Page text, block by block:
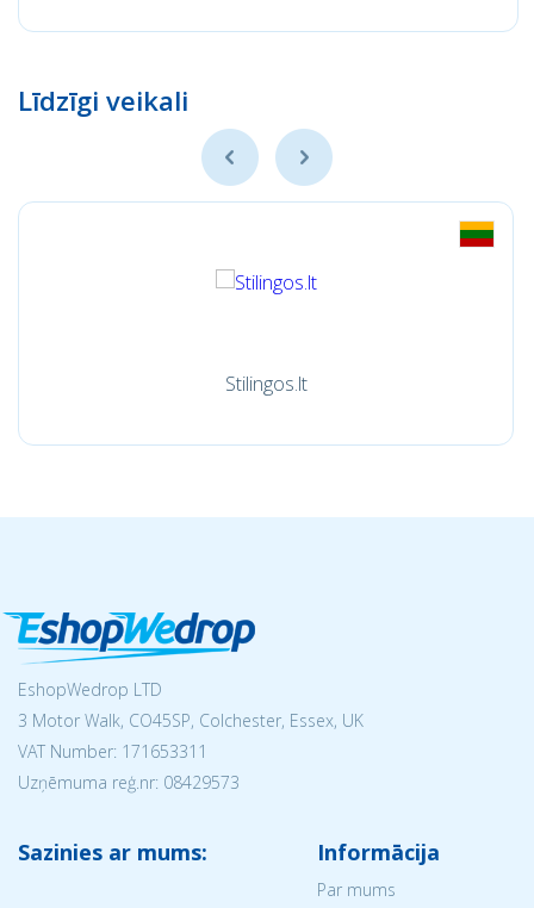
Līdzīgi veikali
Stilingos.lt
EshopWedrop LTD
3 Motor Walk, CO45SP, Colchester, Essex, UK
VAT Number: 171653311
Uzņēmuma reģ.nr: 08429573
Sazinies ar mums: Informācija
Par mums